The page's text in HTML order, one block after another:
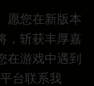
愿您在新版本
，斩获丰厚嘉
在游戏中遇到
台联系我